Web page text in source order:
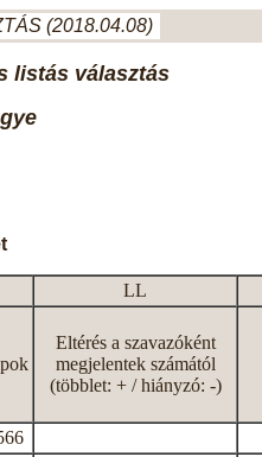
(2018.04.08)
listás választás
LL
Eltérés a szavazóként
megjelentek számától
(többlet: + / hiányzó: -)